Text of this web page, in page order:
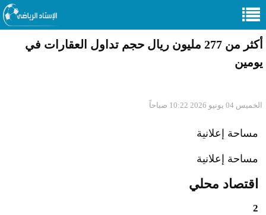
أكثر من 277 مليون ريال حجم تداول العقارات في
يومين
الخميس 04 يونيو 2026 10:22 صباحاً
مساحة إعلانية
مساحة إعلانية
اقتصاد محلي
2